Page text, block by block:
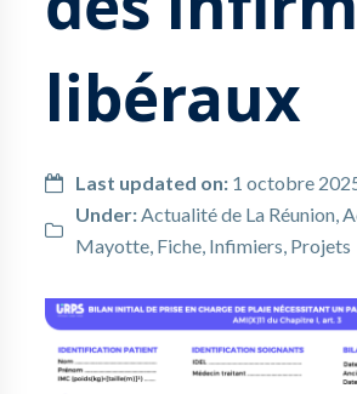
libéraux
Last updated on: 1 octobre
Under:Actualité de La Réunion,
Mayotte, Fiche, Infimiers, Projets